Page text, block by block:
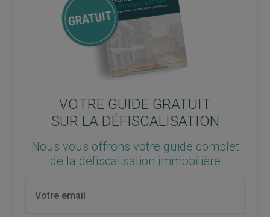
VOTRE GUIDE GRATUIT
SUR LA DÉFISCALISATION
Nous vous offrons votre guide complet
de la défiscalisation immobilière